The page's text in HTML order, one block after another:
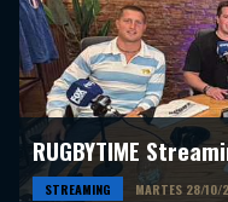
RUGBYTIME
STREAMING MARTES 28/10/